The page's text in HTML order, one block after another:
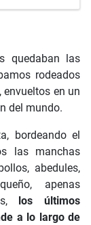
quedaban las
rodeados
en un
del mundo.
bordeando el
las manchas
abedules,
apenas
los últimos
a lo largo de